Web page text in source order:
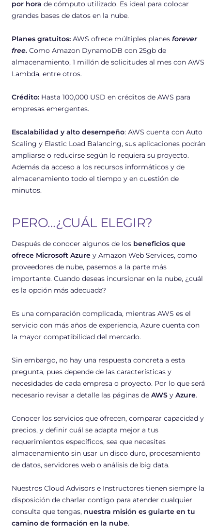
por hora de cómputo utilizado. Es ideal para colocar
grandes bases de datos en la nube.
Planes gratuitos: AWS ofrece múltiples planes forever
free. Como Amazon DynamoDB con 25gb de
almacenamiento, 1 millón de solicitudes al mes con AWS
Lambda, entre otros.
Crédito: Hasta 100,000 USD en créditos de AWS para
empresas emergentes.
Escalabilidad y alto desempeño: AWS cuenta con Auto
Scaling y Elastic Load Balancing, sus aplicaciones podrán
ampliarse o reducirse según lo requiera su proyecto.
Además da acceso a los recursos informáticos y de
almacenamiento todo el tiempo y en cuestión de
minutos.
PERO…¿CUÁL ELEGIR?
Después de conocer algunos de los beneficios que
ofrece Microsoft Azure y Amazon Web Services, como
proveedores de nube, pasemos a la parte más
importante. Cuando deseas incursionar en la nube, ¿cuál
es la opción más adecuada?
Es una comparación complicada, mientras AWS es el
servicio con más años de experiencia, Azure cuenta con
la mayor compatibilidad del mercado.
Sin embargo, no hay una respuesta concreta a esta
pregunta, pues depende de las características y
necesidades de cada empresa o proyecto. Por lo que será
necesario revisar a detalle las páginas de AWS y Azure.
Conocer los servicios que ofrecen, comparar capacidad y
precios, y definir cuál se adapta mejor a tus
requerimientos específicos, sea que necesites
almacenamiento sin usar un disco duro, procesamiento
de datos, servidores web o análisis de big data.
Nuestros Cloud Advisors e Instructores tienen siempre la
disposición de charlar contigo para atender cualquier
consulta que tengas, nuestra misión es guiarte en tu
camino de formación en la nube.